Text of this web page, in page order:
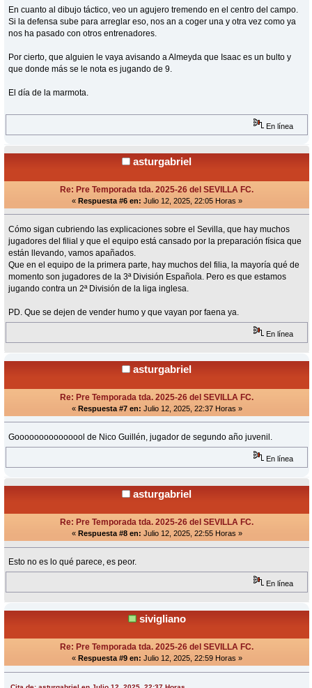
En cuanto al dibujo táctico, veo un agujero tremendo en el centro del campo.
Si la defensa sube para arreglar eso, nos an a coger una y otra vez como ya
nos ha pasado con otros entrenadores.
Por cierto, que alguien le vaya avisando a Almeyda que Isaac es un bulto y
que donde más se le nota es jugando de 9.
El día de la marmota.
En línea
asturgabriel
Re: Pre Temporada tda. 2025-26 del SEVILLA FC.
« Respuesta #6 en: Julio 12, 2025, 22:05 Horas »
Cómo sigan cubriendo las explicaciones sobre el Sevilla, que hay muchos
jugadores del filial y que el equipo está cansado por la preparación física que
están llevando, vamos apañados.
Que en el equipo de la primera parte, hay muchos del filia, la mayoría qué de
momento son jugadores de la 3ª División Española. Pero es que estamos
jugando contra un 2ª División de la liga inglesa.
PD. Que se dejen de vender humo y que vayan por faena ya.
En línea
asturgabriel
Re: Pre Temporada tda. 2025-26 del SEVILLA FC.
« Respuesta #7 en: Julio 12, 2025, 22:37 Horas »
Gooooooooooooool de Nico Guillén, jugador de segundo año juvenil.
En línea
asturgabriel
Re: Pre Temporada tda. 2025-26 del SEVILLA FC.
« Respuesta #8 en: Julio 12, 2025, 22:55 Horas »
Esto no es lo qué parece, es peor.
En línea
sivigliano
Re: Pre Temporada tda. 2025-26 del SEVILLA FC.
« Respuesta #9 en: Julio 12, 2025, 22:59 Horas »